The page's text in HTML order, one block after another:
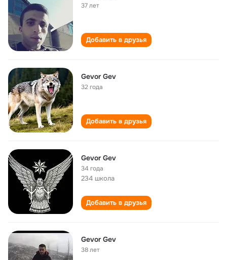
37 лет
Добавить в друзья
Gevor Gev
32 года
Добавить в друзья
Gevor Gev
34 года
234 школа
Добавить в друзья
Gevor Gev
38 лет